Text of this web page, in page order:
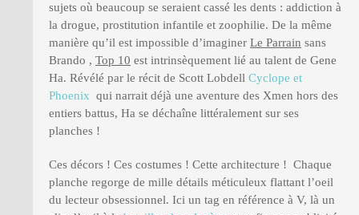
sujets où beaucoup se seraient cassé les dents : addiction à
la drogue, prostitution infantile et zoophilie. De la même
manière qu’il est impossible d’imaginer Le Parrain sans
Brando , Top 10 est intrinsèquement lié au talent de Gene
Ha. Révélé par le récit de Scott Lobdell Cyclope et
Phoenix qui narrait déjà une aventure des Xmen hors des
entiers battus, Ha se déchaîne littéralement sur ses
planches !
Ces décors ! Ces costumes ! Cette architecture ! Chaque
planche regorge de mille détails méticuleux flattant l’oeil
du lecteur obsessionnel. Ici un tag en référence à V, là un